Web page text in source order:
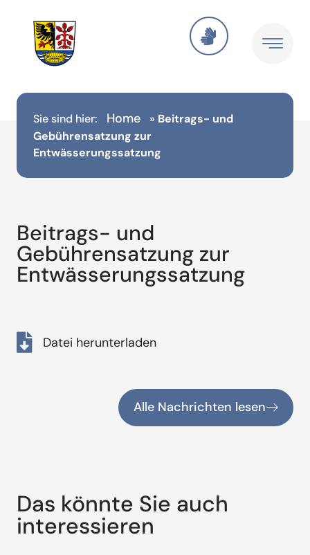
Sie sind hier: Home » Beitrags- und
Gebührensatzung zur
Entwässerungssatzung
Beitrags- und
Gebührensatzung zur
Entwässerungssatzung
Datei herunterladen
Alle Nachrichten lesen
Das könnte Sie auch
interessieren